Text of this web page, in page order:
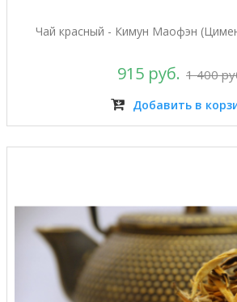
Чай красный - Кимун Маофэн
915 руб. 1 400
Добавить в